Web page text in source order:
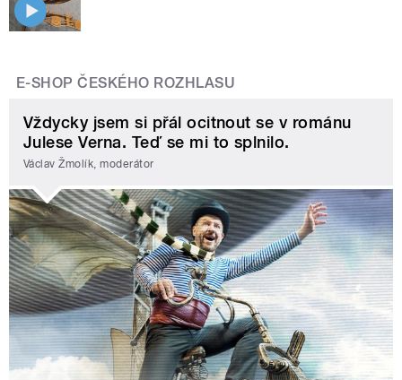
E-SHOP ČESKÉHO ROZHLASU
Vždycky jsem si přál ocitnout se v románu
Julese Verna. Teď se mi to splnilo.
Václav Žmolík, moderátor